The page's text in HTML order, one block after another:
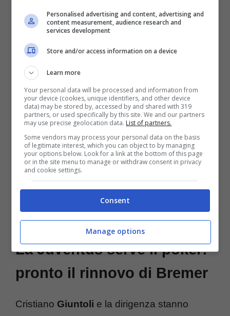
per FedericoChiesa, molto chiacchierato in
estate nell’ottica di un possibile trasferimento,
ma che ora potrebbe allungare l’accordo con
la Juventus di un anno,
stagione. Anche per ManuelLocatelliè
pronto un nuovo contratto, nel suo caso fino
a giugno 2028, e con un ritocco dello
stipendio. Si tratta di tre firme importanti, di
calciatori che rappresentano il presente e il
tutto italiano al gruppo. Ma non sono i soli.
La Juventus serve il poker:
pronto il rinnovo di Bremer
Cristiano Giuntoli e la dirigenza stanno
Personalised advertising and content, advertising and
content measurement, audience research and
services development
Store and/or access information on a device
Learn more
Your personal data will be processed and information from
your device (cookies, unique identifiers, and other device
data) may be stored by, accessed by and shared with 319
partners, or used specifically by this site. We and our partners
may use precise geolocation data. List of partners.
Some vendors may process your personal data on the basis
of legitimate interest, which you can object to by managing
your options below. Look for a link at the bottom of this page
or in the site menu to manage or withdraw consent in privacy
and cookie settings.
Consent
Manage options